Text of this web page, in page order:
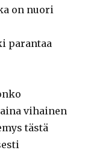
on nuori
parantaa
vihainen
tästä